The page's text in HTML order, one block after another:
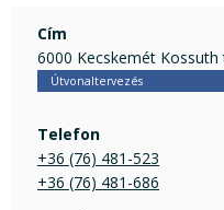
Cím
6000 Kecskemét Kossuth
Útvonaltervezés
Telefon
+36 (76) 481-523
+36 (76) 481-686